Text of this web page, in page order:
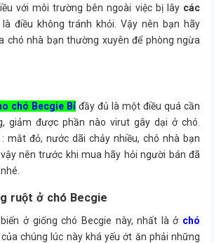
với môi trường bên ngoài việc bị lây các
là điều không tránh khỏi. Vậy nên bạn hãy
chó nhà bạn thường xuyên để phòng ngừa
chó Becgie Bỉ đầy đủ là một điều quá cần
giảm được phần nào virut gây dại ở chó.
mắt đỏ, nước dãi chảy nhiều, chó nhà bạn
nên trước khi mua hãy hỏi người bán đã
ruột ở chó Becgie
ở giống chó Becgie này, nhất là ở chó
chúng lúc này khá yếu ớt ăn phải những